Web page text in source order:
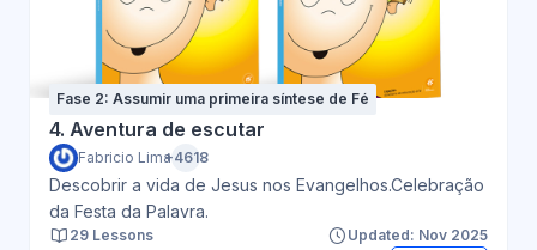
Fase 2: Assumir uma primeira síntese de Fé
4. Aventura de escutar
Fabricio Lima+4618
Descobrir a vida de Jesus nos Evangelhos.Celebração
da Festa da Palavra.
29 Lessons
Updated: Nov 2025